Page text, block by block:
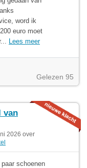
word ik
euro moet
Lees meer
Gelezen 95
van
2026 over
schoenen